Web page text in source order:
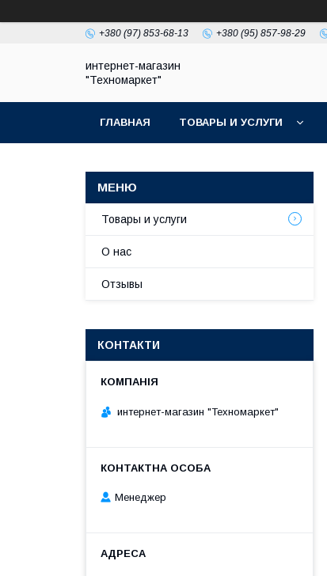
+380 (97) 853-68-13 +380 (95) 857-98-29
интернет-магазин
"Техномаркет"
ГЛАВНАЯ ТОВАРЫ И УСЛУГИ
Товары и услуги
О нас
Отзывы
КОНТАКТИ
интернет-магазин "Техномаркет"
Менеджер